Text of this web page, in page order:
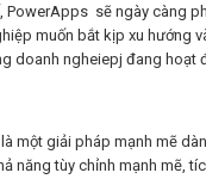
PowerApps sẽ ngày càng
muốn bắt kịp xu hướng
doanh ngheiepj đang hoạt
một giải pháp mạnh mẽ
năng tùy chỉnh mạnh mẽ,